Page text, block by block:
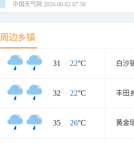
中国天气网 2026-08-02 07:58
周边乡镇
31 / 22°C 白沙
32 / 22°C 丰田
35 / 26°C 黄金